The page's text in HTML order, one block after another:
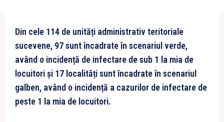
Din cele 114 de unități administrativ teritoriale
sucevene, 97 sunt încadrate în scenariul verde,
având o incidență de infectare de sub 1 la mia de
locuitori și 17 localități sunt încadrate în scenariul
galben, având o incidență a cazurilor de infectare de
peste 1 la mia de locuitori.